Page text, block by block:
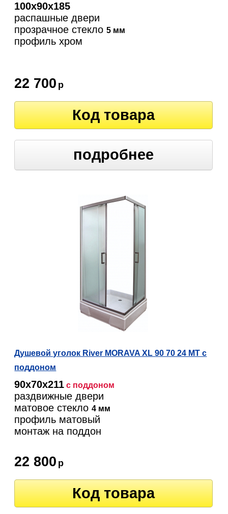
100х90х185
распашные двери
прозрачное стекло5 мм
профиль хром
22 700 р
Код товара
подробнее
Душевой уголок River MORAVA XL 90 70 24 МТ с
поддоном
90х70х211 с поддоном
раздвижные двери
матовое стекло4 мм
профиль матовый
монтаж на поддон
22 800 р
Код товара